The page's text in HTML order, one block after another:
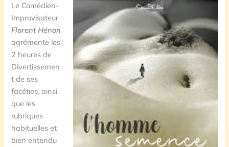
Le Comédien-
Improvisateur
Florent Hénon
agrémente les
2 heures de
Divertissemen
t de ses
facéties, ainsi
que les
rubriques
habituelles et
bien entendu